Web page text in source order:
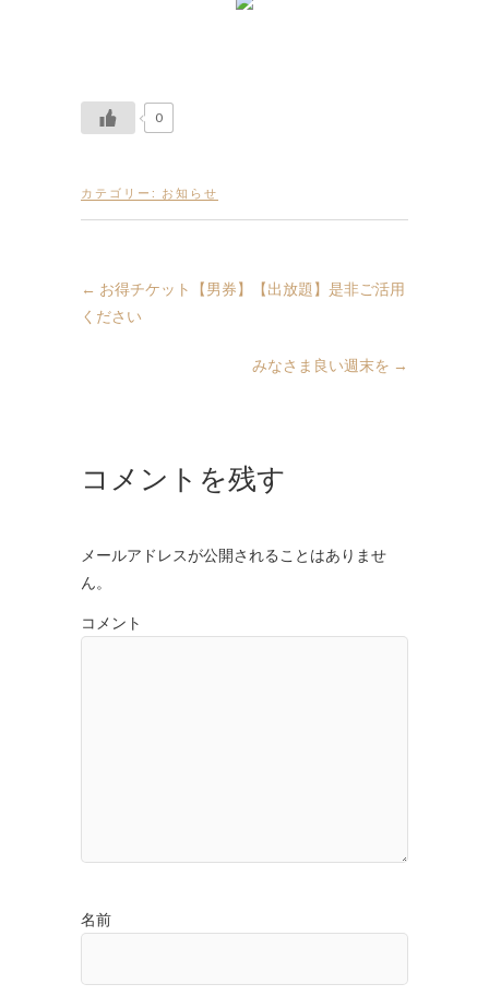
0
カテゴリー: お知らせ
← お得チケット【男券】【出放題】是非ご活用
ください
みなさま良い週末を →
コメントを残す
メールアドレスが公開されることはありませ
ん。
コメント
名前